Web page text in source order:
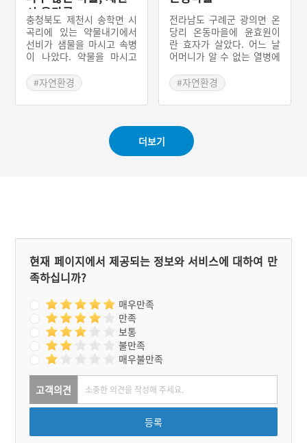
를 듣고 한 번에 두 바가지
를 푸려 하자 술은 물로 변
했다. 술 나오는 샘이 있어
주고개라고 불렸으며 근처
마을이름도 주고개가 되었
시 옻마루
충청북도 제천시 송학면 시
곡리에 있는 약물내기에서
선비가 샘물을 마시고 속병
이 나았다. 약물을 마시고
리 퍼져 많은 사람이 모여들
었다. 약물을 먹으러 오는
사람들이 많다보니 자연 장
어 마을이 형성되었다. 약물
내기 약수터 근방에 옻나무
가 많았으므로 마을 이름을
#자연환경
전라남도 구례군 광의면 온
당리 온동마을에 윤효원이
란 효자가 살았다. 어느 날
어머니가 알 수 없는 열병에
나 효험이 없었다. 그러던
어느 날 어머니가 샘물을 마
시고 싶다고 하여 윤효원이
물이 더운물로 변하여 나왔
다. 그 물을 떠서 어머니께
드렸더니 병이 나았다. 소문
파헤쳤으나 쇠뚜껑은 물론
샘도 찾아볼 수 없었다. 이
후 이 마을의 이름을 더운물
#자연환경
더보기
현재 페이지에서 제공되는 정보와 서비스에 대하여 만
족하십니까?
매우만족
만족
보통
불만족
매우불만족
고객의견
등록